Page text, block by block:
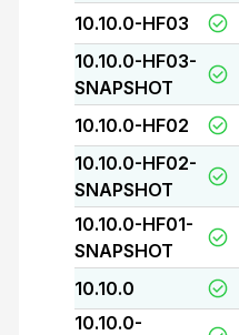
10.10.0-HF03
10.10.0-HF03-
SNAPSHOT
10.10.0-HF02
10.10.0-HF02-
SNAPSHOT
10.10.0-HF01-
SNAPSHOT
10.10.0
10.10.0-